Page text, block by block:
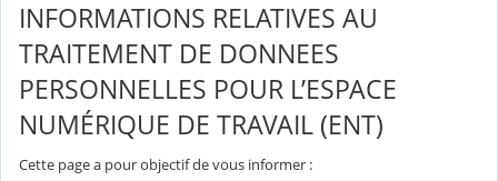
INFORMATIONS RELATIVES AU
TRAITEMENT DE DONNEES
PERSONNELLES POUR L’ESPACE
NUMÉRIQUE DE TRAVAIL (ENT)
Cette page a pour objectif de vous informer :